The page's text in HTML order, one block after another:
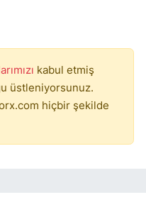
kabul etmiş
üstleniyorsunuz.
hiçbir şekilde